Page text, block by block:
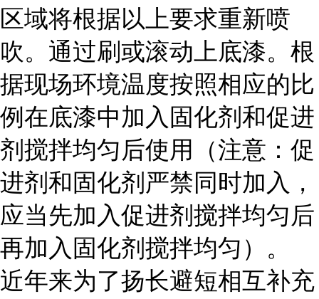
区域将根据以上要求重新喷
吹。通过刷或滚动上底漆。根
据现场环境温度按照相应的比
例在底漆中加入固化剂和促进
剂搅拌均匀后使用（注意：促
进剂和固化剂严禁同时加入，
应当先加入促进剂搅拌均匀后
再加入固化剂搅拌均匀）。
近年来为了扬长避短相互补充